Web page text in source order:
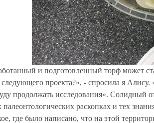
и подготовленный торф может
проекта?», - спросила я
продолжать исследования». Солидный
раскопках и тех
где было написано, что на этой